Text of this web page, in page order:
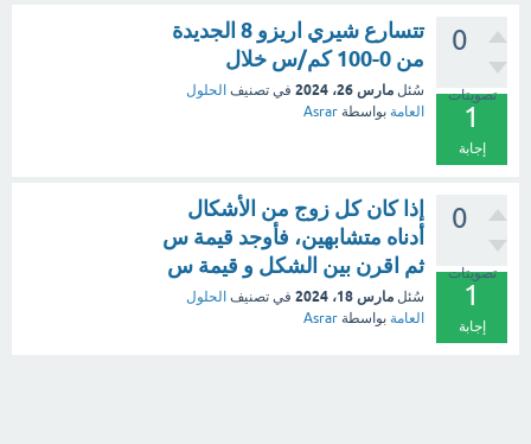
0
تصويتات
1
إجابة
تتسارع شيري اريزو 8 الجديدة
من 0-100 كم/س خلال
سُئل مارس 26، 2024 في تصنيف الحلول
العامة بواسطة Asrar
0
تصويتات
1
إجابة
إذا كان كل زوج من الأشكال
أدناه متشابهين، فأوجد قيمة س
ثم اقرن بين الشكل و قيمة س
سُئل مارس 18، 2024 في تصنيف الحلول
العامة بواسطة Asrar